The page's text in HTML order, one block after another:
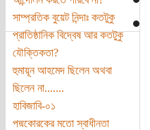
সাম্প্রতিক বুয়েট নিন্দাঃ কতটুকু
প্রাতিষ্ঠানিক বিদ্বেষ আর কতটুকু
যৌক্তিকতা?
হুমায়ূন আহমেদ ছিলেন অথবা
ছিলেন না.......
হাবিজাবি-০১
পদ্মকোরকের মতো স্বাধীনতা